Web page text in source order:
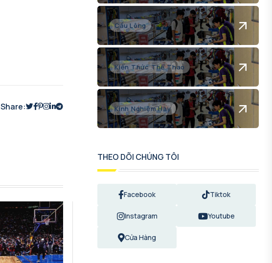
Share:
Cầu Lông
Kiến Thức Thể Thao
Kinh Nghiệm Hay
THEO DÕI CHÚNG TÔI
Facebook Tiktok
Instagram Youtube
Cửa Hàng